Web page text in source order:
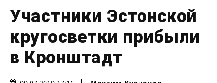
Участники Эстонской
кругосветки прибыли
в Кронштадт